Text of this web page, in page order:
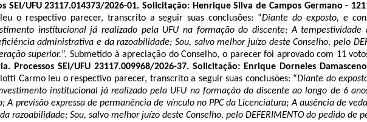
UFU 23117.014373/2026-01. Solicitação: Henrique Silva de Campos Germano -
o respectivo parecer, transcrito a seguir suas conclusões: “Diante do exposto, e
institucional já realizado pela UFU na formação do discente; A
administrativa e da razoabilidade; Sou, salvo melhor juízo deste Conselho, pelo
superior.”. Submetido à apreciação do Conselho, o parecer foi aprovado com 11
SEI/UFU 23117.009968/2026-37. Solicitação: Enrique Dorneles
Carmo leu o respectivo parecer, transcrito a seguir suas conclusões: “Diante do
institucional já realizado pela UFU na formação do discente ao longo de 6
previsão expressa de permanência de vínculo no PPC da Licenciatura; A ausência de
Sou, salvo melhor juízo deste Conselho, pelo DEFERIMENTO do pedido de